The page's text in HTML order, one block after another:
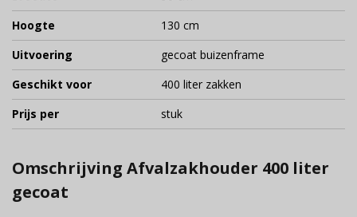
Hoogte
130 cm
Uitvoering
gecoat buizenframe
Geschikt voor
400 liter zakken
Prijs per
stuk
Omschrijving Afvalzakhouder 400 liter
gecoat